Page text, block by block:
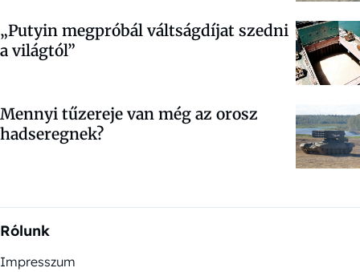
„Putyin megpróbál váltságdíjat szedni
a világtól”
Mennyi tűzereje van még az orosz
hadseregnek?
Rólunk
Impresszum